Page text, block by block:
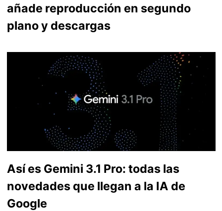
añade reproducción en segundo
plano y descargas
Así es Gemini 3.1 Pro: todas las
novedades que llegan a la IA de
Google